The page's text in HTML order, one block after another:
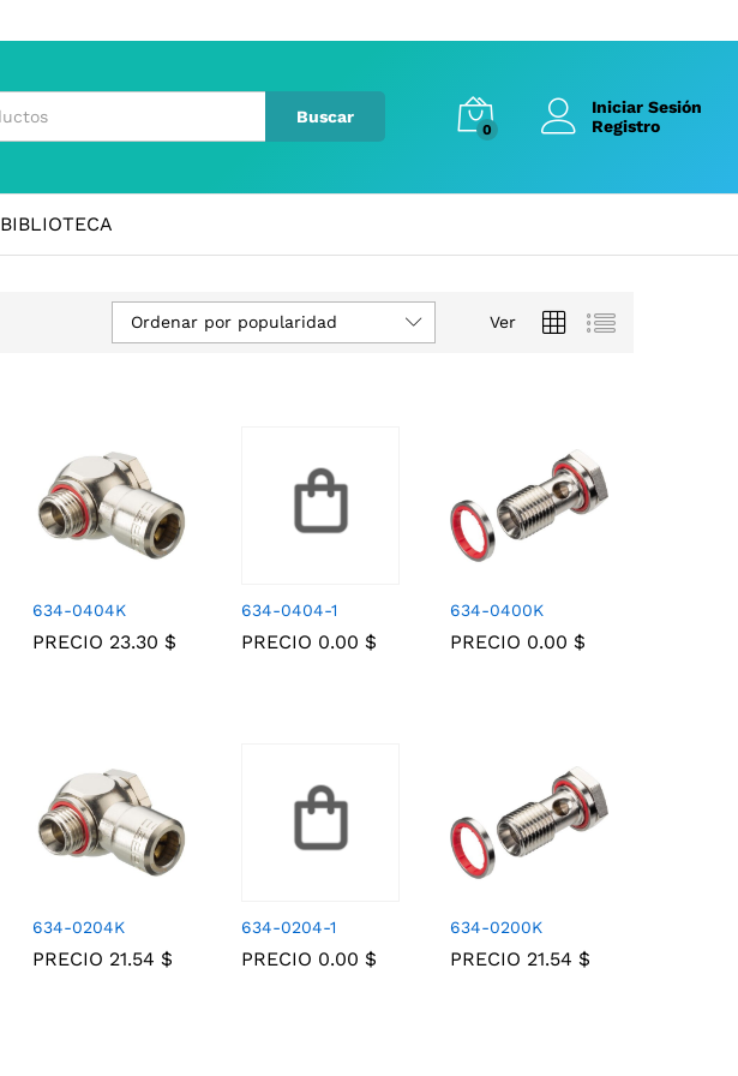
Buscar
0
Iniciar Sesión
Registro
BIBLIOTECA
Ver
Ordenar por popularidad
634-0404K
PRECIO 23.30 $
23.30 $
634-0404-1
PRECIO 0.00 $
0.00 $
634-0400K
PRECIO 0.00 $
0.00 $
634-0204K
PRECIO 21.54 $
21.54 $
634-0204-1
PRECIO 0.00 $
0.00 $
634-0200K
PRECIO 21.54 $
21.54 $